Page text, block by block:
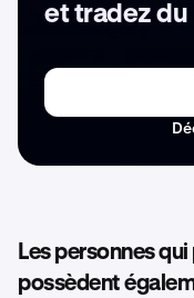
et tradez
Les personnes
possèdent